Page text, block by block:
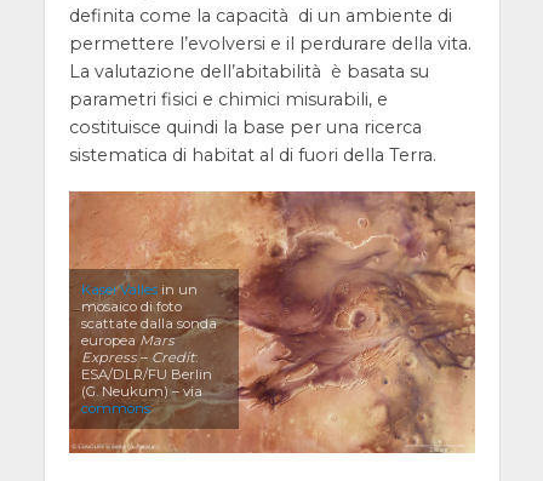
definita come la capacità di un ambiente di
permettere l’evolversi e il perdurare della vita.
La valutazione dell’abitabilità è basata su
parametri fisici e chimici misurabili, e
costituisce quindi la base per una ricerca
sistematica di habitat al di fuori della Terra.
Kasei Vallesin un
mosaico di foto
scattate dalla sonda
europea Mars
Express– Credit:
ESA/DLR/FU Berlin
(G. Neukum) – via
commons